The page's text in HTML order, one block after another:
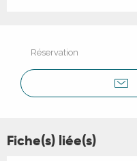
Réservation
Fiche(s) liée(s)